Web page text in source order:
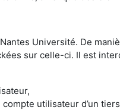
Université. De
sur celle-ci. Il est
utilisateur d’un